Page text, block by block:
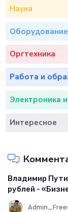
Наука
Оборудование
Оргтехника
Работа и
Электроника
Интересное
Владимир
рублей -